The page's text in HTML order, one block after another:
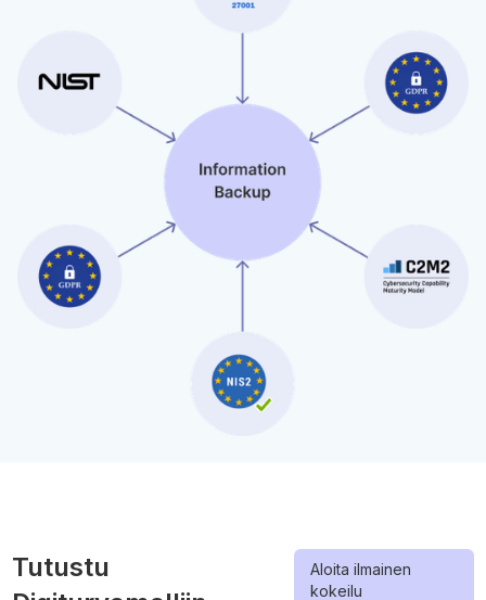
Tutustu
Aloita ilmainen
kokeilu